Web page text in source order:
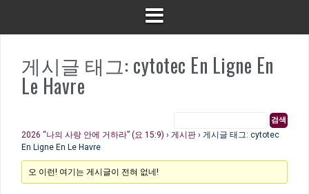
게시글 태그: cytotec En Ligne En
Le Havre
2026 “나의 사랑 안에 거하라” (요 15:9) › 게시판 › 게시글 태그: cytotec
En Ligne En Le Havre
오 이런! 여기는 게시글이 전혀 없네!